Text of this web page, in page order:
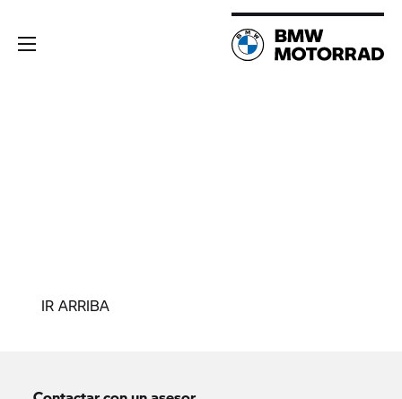
IR ARRIBA